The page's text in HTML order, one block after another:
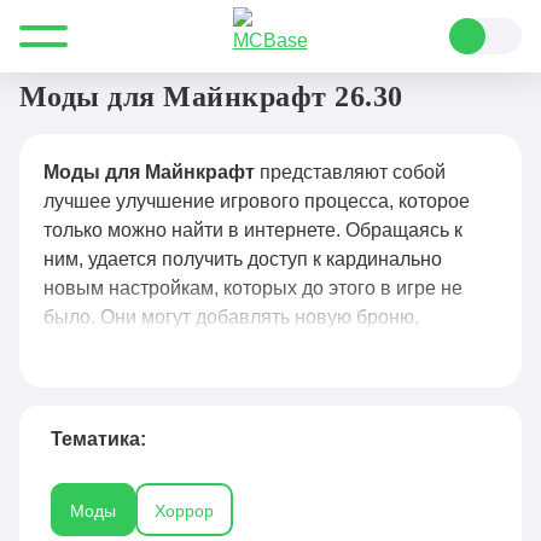
Все для Minecraft Моды
Моды для Майнкрафт 26.30
Моды для Майнкрафт представляют собой
лучшее улучшение игрового процесса, которое
только можно найти в интернете. Обращаясь к
ним, удается получить доступ к кардинально
новым настройкам, которых до этого в игре не
было. Они могут добавлять новую броню,
добавлением секретных агентов в
лишь пользователь волен выбирать, что
устанавливать в свою сборку. В специальном
Тематика:
Моды Хоррор